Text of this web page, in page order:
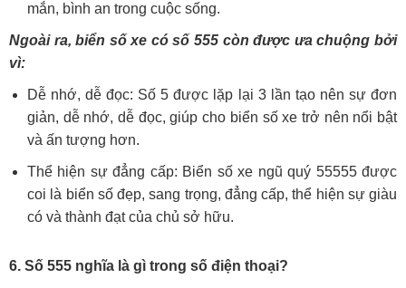
mắn, bình an trong cuộc sống.
Ngoài ra, biển số xe có số 555 còn được ưa chuộng bởi
vì:
Dễ nhớ, dễ đọc: Số 5 được lặp lại 3 lần tạo nên sự đơn
giản, dễ nhớ, dễ đọc, giúp cho biển số xe trở nên nổi bật
và ấn tượng hơn.
Thể hiện sự đẳng cấp: Biển số xe ngũ quý 55555 được
coi là biển số đẹp, sang trọng, đẳng cấp, thể hiện sự giàu
có và thành đạt của chủ sở hữu.
6. Số 555 nghĩa là gì trong số điện thoại?